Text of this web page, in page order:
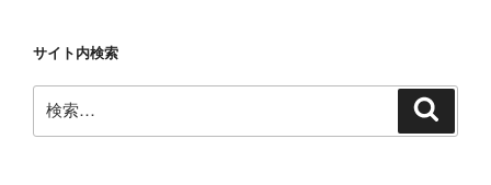
サイト内検索
索: